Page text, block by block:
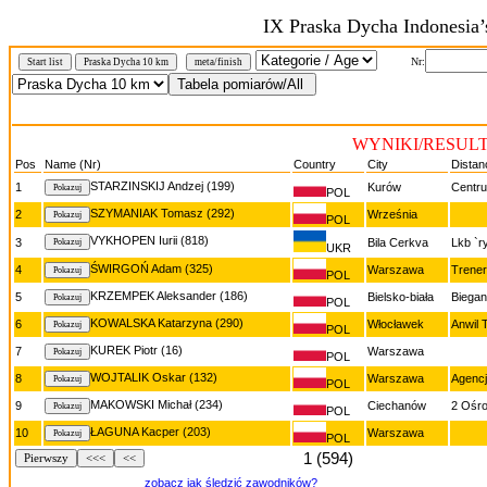
IX Praska Dycha
Start list Praska Dycha 10 km meta/finish Nr:
WYNIKI/
Pos Name (Nr) Country City
1
STARZINSKIJ Andzej (199) POL Kurów
2 SZYMANIAK Tomasz (292) POL Września
3 VYKHOPEN Iurii (818)
UKR Bila Cerkva Lkb
4 ŚWIRGOŃ Adam (325) POL Warszawa
5 KRZEMPEK Aleksander (186) POL Bielsko-biała
6 KOWALSKA Katarzyna (290) POL Włocławek Anwil
7 KUREK Piotr (16) POL Warszawa
8 WOJTALIK Oskar (132) POL Warszawa
9 MAKOWSKI Michał (234) POL Ciechanów 2
10 ŁAGUNA Kacper (203) POL Warszawa
Pierwszy <<< << 1 (594)
zobacz jak śledzić zawodników?